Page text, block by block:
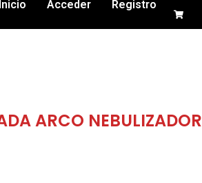
Inicio Acceder Registro
ARCO NEBULIZADOR